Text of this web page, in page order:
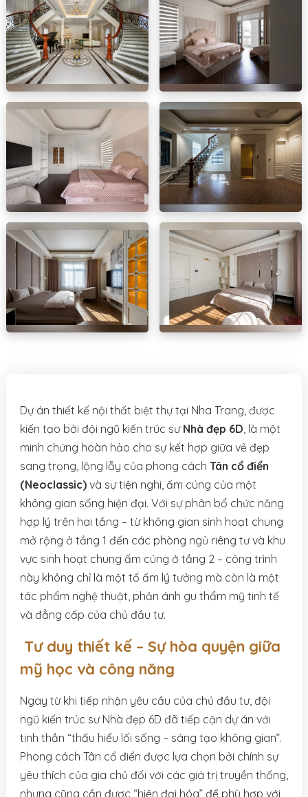
Dự án thiết kế nội thất biệt thự tại Nha Trang, được
kiến tạo bởi đội ngũ kiến trúc sư Nhà đẹp 6D, là một
minh chứng hoàn hảo cho sự kết hợp giữa vẻ đẹp
sang trọng, lộng lẫy của phong cách Tân cổ điển
(Neoclassic)và sự tiện nghi, ấm cúng của một
không gian sống hiện đại. Với sự phân bổ chức năng
hợp lý trên hai tầng – từ không gian sinh hoạt chung
mở rộng ở tầng 1 đến các phòng ngủ riêng tư và khu
vực sinh hoạt chung ấm cúng ở tầng 2 – công trình
này không chỉ là một tổ ấm lý tưởng mà còn là một
tác phẩm nghệ thuật, phản ánh gu thẩm mỹ tinh tế
và đẳng cấp của chủ đầu tư.
Tư duy thiết kế – Sự hòa quyện giữa
mỹ học và công năng
Ngay từ khi tiếp nhận yêu cầu của chủ đầu tư, đội
ngũ kiến trúc sư Nhà đẹp 6D đã tiếp cận dự án với
tinh thần “thấu hiểu lối sống – sáng tạo không gian”.
Phong cách Tân cổ điển được lựa chọn bởi chính sự
yêu thích của gia chủ đối với các giá trị truyền thống,
nhưng cũng cần được “hiện đại hóa” để phù hợp với